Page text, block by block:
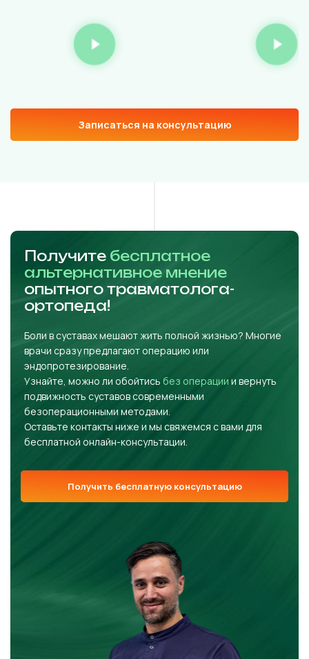
Записаться на консультацию
Получите бесплатное
альтернативное мнение
опытного травматолога-
ортопеда!
Боли в суставах мешают жить полной жизнью? Многие
врачи сразу предлагают операцию или
эндопротезирование.
Узнайте, можно ли обойтись без операции и вернуть
подвижность суставов современными
безоперационными методами.
Оставьте контакты ниже и мы свяжемся с вами для
бесплатной онлайн-консультации.
Получить бесплатную консультацию